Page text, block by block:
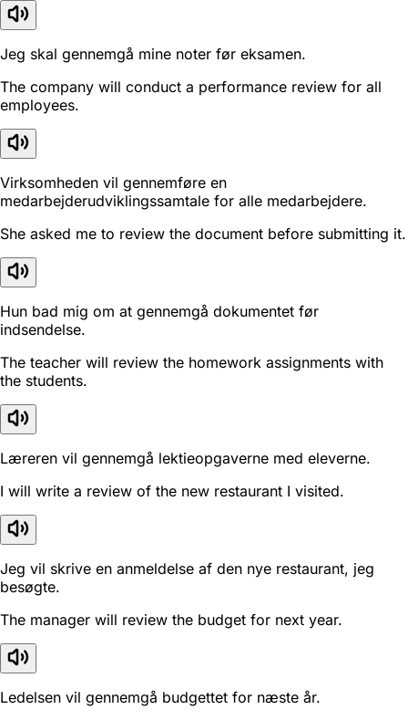
Jeg skal gennemgå mine noter før eksamen.
The company will conduct a performance review for all
employees.
Virksomheden vil gennemføre en
medarbejderudviklingssamtale for alle medarbejdere.
She asked me to review the document before submitting it.
Hun bad mig om at gennemgå dokumentet før
indsendelse.
The teacher will review the homework assignments with
the students.
Læreren vil gennemgå lektieopgaverne med eleverne.
I will write a review of the new restaurant I visited.
Jeg vil skrive en anmeldelse af den nye restaurant, jeg
besøgte.
The manager will review the budget for next year.
Ledelsen vil gennemgå budgettet for næste år.